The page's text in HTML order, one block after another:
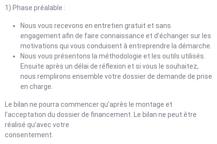
1) Phase préalable :
Nous vous recevons en entretien gratuit et sans
engagement afin de faire connaissance et d’échanger sur les
motivations qui vous conduisent à entreprendre la démarche.
Nous vous présentons la méthodologie et les outils utilisés.
Ensuite après un délai de réflexion et si vous le souhaitez,
nous remplirons ensemble votre dossier de demande de prise
en charge.
Le bilan ne pourra commencer qu’après le montage et
l’acceptation du dossier de financement. Le bilan ne peut être
réalisé qu’avec votre
consentement.